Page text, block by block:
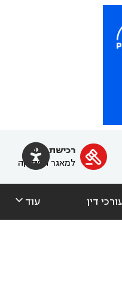
 
רכישת מנוי
למאגר הפסיקה
דין עוד 